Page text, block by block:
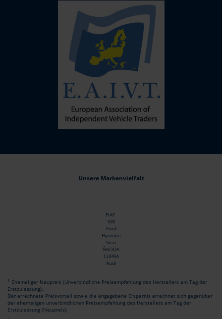
Unsere Markenvielfalt
FIAT
VW
Ford
Hyundai
Seat
ŠKODA
CUPRA
Audi
1 Ehemaliger Neupreis (Unverbindliche Preisempfehlung des Herstellers am Tag der
Erstzulassung).
Der errechnete Preisvorteil sowie die angegebene Ersparnis errechnet sich gegenüber
der ehemaligen unverbindlichen Preisempfehlung des Herstellers am Tag der
Erstzulassung (Neupreis).